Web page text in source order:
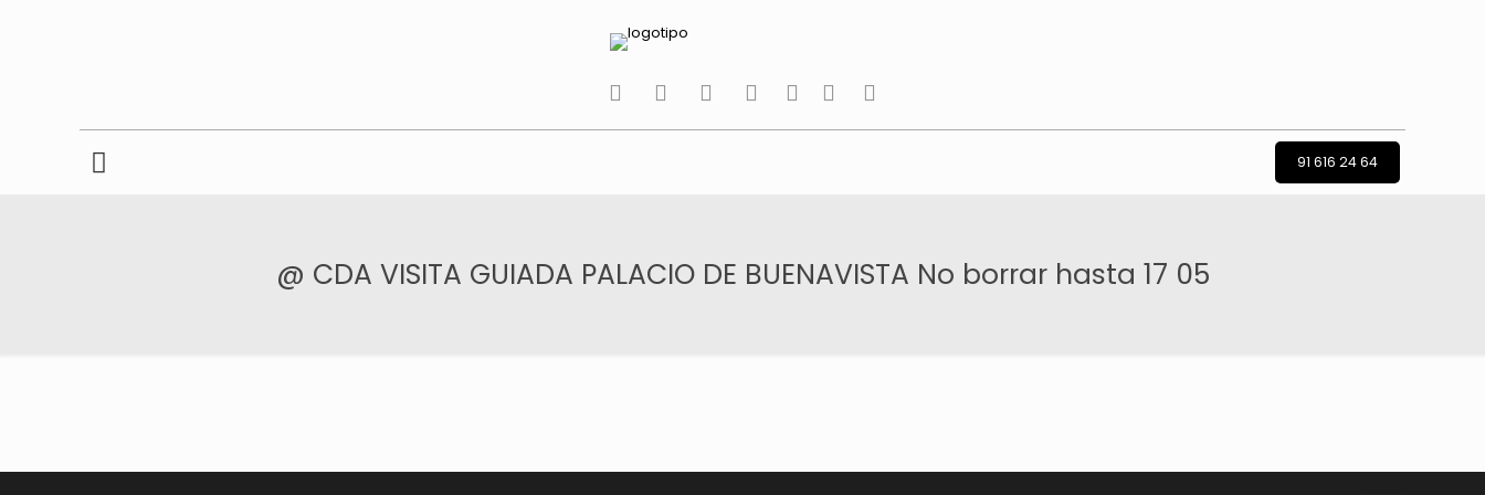
tiktokfacebook
instagram
TwitterYoutube
Telegramwhatsapp
91 616 24 64
@ CDA VISITA GUIADA PALACIO DE BUENAVISTA No borrar hasta 17 05